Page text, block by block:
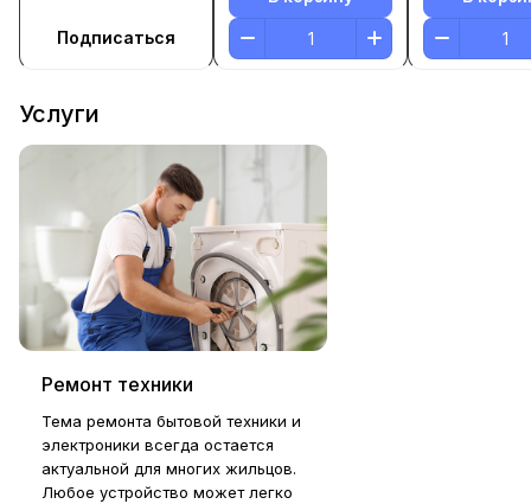
Подписаться
Услуги
Ремонт техники
Тема ремонта бытовой техники и
электроники всегда остается
актуальной для многих жильцов.
Любое устройство может легко